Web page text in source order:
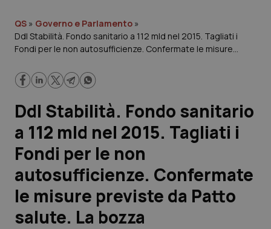
Governo e Parlamento
Regioni e Asl
Lavoro e Professioni
Scienza e Farmaci
Studi e Analisi
Lettere al direttore
Edizioni Regionali
QS » Governo e Parlamento »
Ddl Stabilità. Fondo sanitario a 112 mld nel 2015. Tagliati i
Fondi per le non autosufficienze. Confermate le misure
Ddl Stabilità. Fondo sanitario
a 112 mld nel 2015. Tagliati i
Fondi per le non
autosufficienze. Confermate
le misure previste da Patto
salute. La bozza